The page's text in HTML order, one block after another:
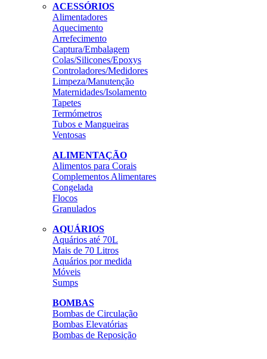
ACESSÓRIOS
Alimentadores
Aquecimento
Arrefecimento
Captura/Embalagem
Colas/Silicones/Epoxys
Controladores/Medidores
Limpeza/Manutenção
Maternidades/Isolamento
Tapetes
Termómetros
Tubos e Mangueiras
Ventosas
ALIMENTAÇÃO
Alimentos para Corais
Complementos Alimentares
Congelada
Flocos
Granulados
AQUÁRIOS
Aquários até 70L
Mais de 70 Litros
Aquários por medida
Móveis
Sumps
BOMBAS
Bombas de Circulação
Bombas Elevatórias
Bombas de Reposição